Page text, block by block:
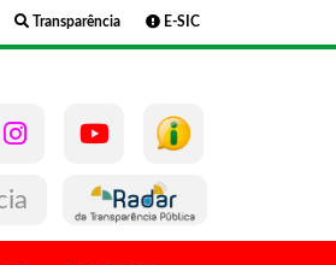
Transparência E-SIC